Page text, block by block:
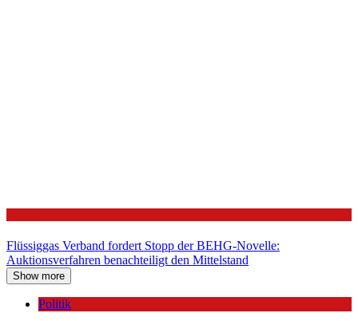
Flüssiggas Verband fordert Stopp der BEHG-Novelle:
Auktionsverfahren benachteiligt den Mittelstand
Show more
Politik